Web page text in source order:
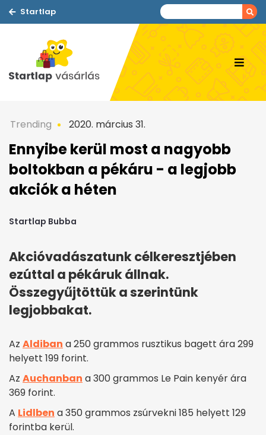
Startlap
Trending 2020. március 31.
Ennyibe kerül most a nagyobb
boltokban a pékáru - a legjobb
akciók a héten
Startlap Bubba
Akcióvadászatunk célkeresztjében
ezúttal a pékáruk állnak.
Összegyűjtöttük a szerintünk
legjobbakat.
Az Aldiban a 250 grammos rusztikus bagett ára 299
helyett 199 forint.
Az Auchanban a 300 grammos Le Pain kenyér ára
369 forint.
A Lidlben a 350 grammos zsúrvekni 185 helyett 129
forintba kerül.